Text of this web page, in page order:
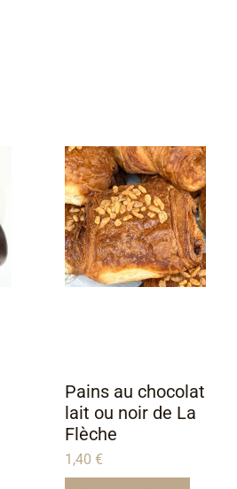
Pains au chocolat
lait ou noir de La
Flèche
1,40 €